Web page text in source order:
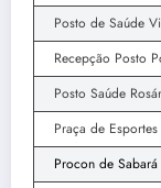
Posto de Saúde
Recepção Posto
Posto Saúde
Praça de
Procon de